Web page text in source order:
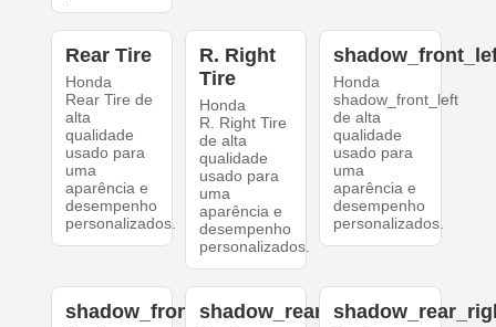
Rear Tire
Honda
Rear Tire de
alta
qualidade
usado para
uma
aparência e
desempenho
personalizados.
R. Right
Tire
Honda
R. Right Tire
de alta
qualidade
usado para
uma
aparência e
desempenho
personalizados.
Honda
shadow_front_left
de alta
qualidade
usado para
uma
aparência e
desempenho
personalizados.
shadow_front_rightshadow_rear_left